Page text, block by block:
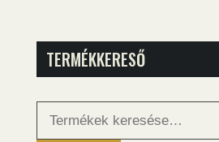
TERMÉKKERESŐ
Keresés